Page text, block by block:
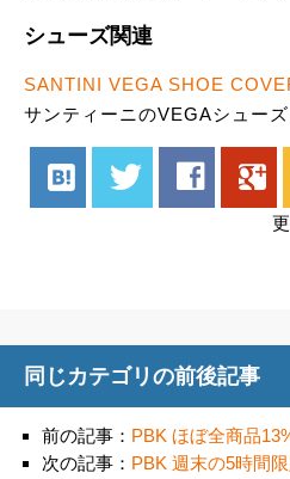
シューズ関連
SANTINI VEGA SHOE
サンティーニのVEGAシュー
hatenabookmark twitter facebook google
同じカテゴリの前後記事
前の記事： PBK ほぼ全商品
次の記事： PBK 週末の5時間